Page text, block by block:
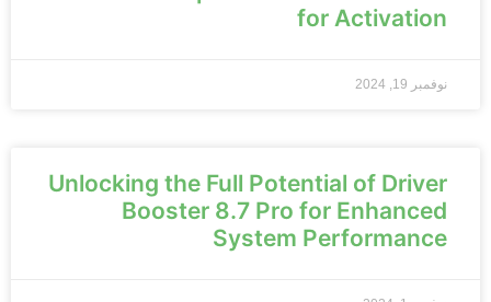
for Activation
نوفمبر 19, 2024
Unlocking the Full Potential of Driver
Booster 8.7 Pro for Enhanced
System Performance